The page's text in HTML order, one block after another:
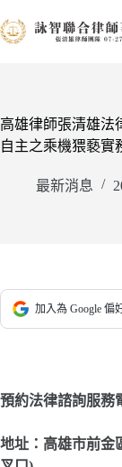
至
容
高雄律師張清雄法
自主之乘機猥褻實
最新消息
加入為 Google 偏
預約法律諮詢服務
地址：高雄市前金